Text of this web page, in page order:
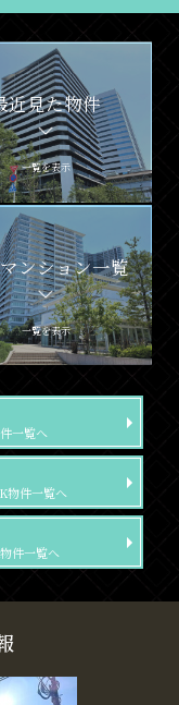
近見た物件
一覧を表示
ンション一覧
一覧を表示
一覧へ
物件一覧へ
件一覧へ